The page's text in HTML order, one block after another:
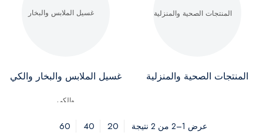
المنتجات الصحية والمنزلية غسيل الملابس والبخار والكي
عرض 1–2 من 2 نتيجة 20
40
60